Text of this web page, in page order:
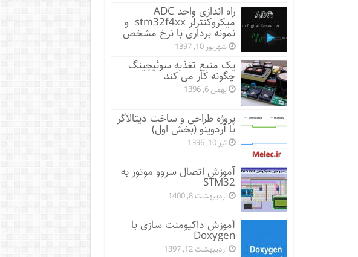
راه اندازی واحد ADC
میکروکنترلر stm32f4xx و
نمونه برداری با نرخ مشخص
شهریور 10, 1397
یک منبع تغذیه سوئیچینگ
چگونه کار می کند
بهمن 6, 1396
پروژه طراحی و ساخت دیتالاگر
با آردوینو (بخش اول)
تیر 10, 1396
آموزش اتصال سروو موتور به
STM32
اردیبهشت 8, 1400
آموزش داکیومنت سازی با
Doxygen
اردیبهشت 12, 1397